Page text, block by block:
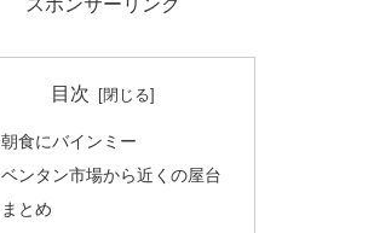
目次
朝食にバインミー
ベンタン市場から近くの屋台
まとめ